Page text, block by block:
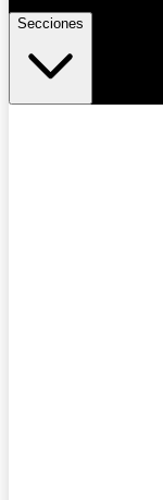
Secciones